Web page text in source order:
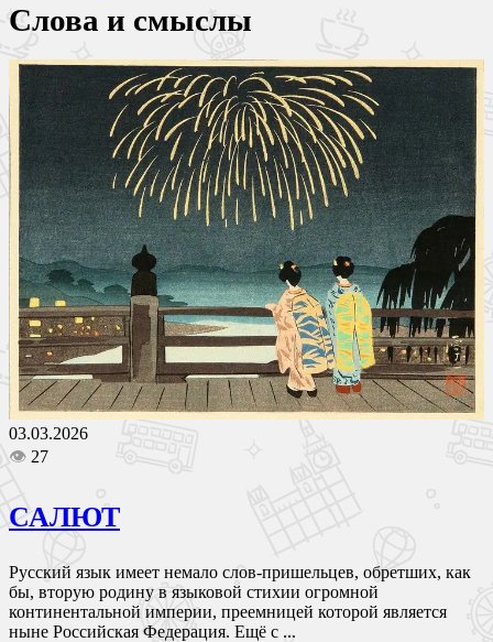
Слова и смыслы
03.03.2026
👁 27
САЛЮТ
Русский язык имеет немало слов-пришельцев, обретших, как
бы, вторую родину в языковой стихии огромной
континентальной империи, преемницей которой является
ныне Российская Федерация. Ещё с ...